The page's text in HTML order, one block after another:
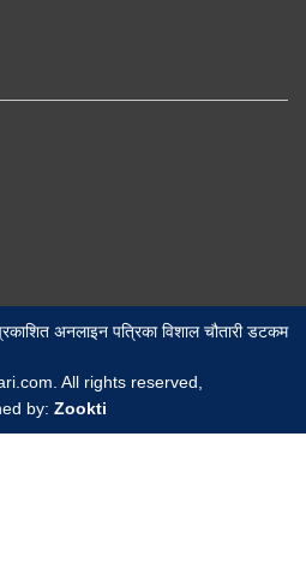
प्रकाशित अनलाइन पत्रिका विशाल चौतारी डटकम
All rights reserved,
by: Zookti